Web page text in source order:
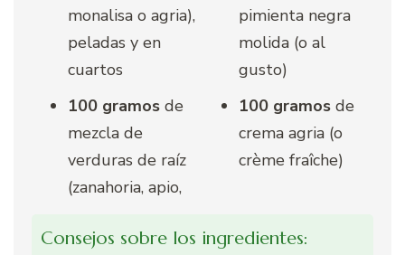
monalisa o agria),
peladas y en
cuartos
100 gramos de
mezcla de
verduras de raíz
(zanahoria, apio,
pimienta negra
molida (o al
gusto)
100 gramos de
crema agria (o
crème fraîche)
Consejos sobre los ingredientes: